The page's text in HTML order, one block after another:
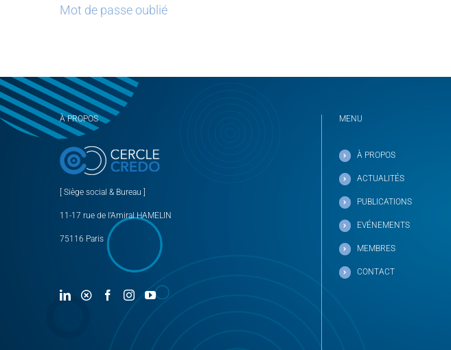
Mot de passe oublié
À PROPOS
[ Siège social & Bureau ]
11-17 rue de l’Amiral HAMELIN
75116 Paris
MENU
À PROPOS
ACTUALITÉS
PUBLICATIONS
EVÉNEMENTS
MEMBRES
CONTACT